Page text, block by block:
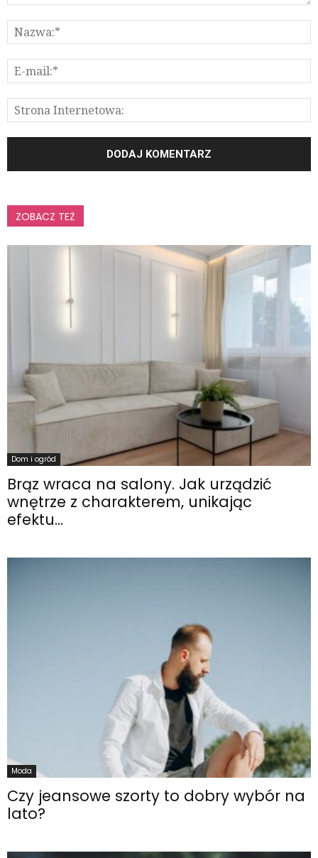
ZOBACZ TEŻ
Dom i ogród
Brąz wraca na salony. Jak urządzić
wnętrze z charakterem, unikając
efektu...
Moda
Czy jeansowe szorty to dobry wybór na
lato?